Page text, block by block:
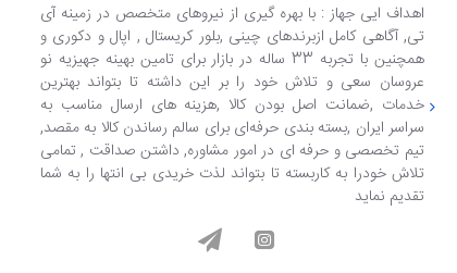
اهداف ایی جهاز : با بهره گیری از نیروهای متخصص در زمینه آی
تی, آگاهی کامل ازبرندهای چینی ,بلور کریستال , اپال و دکوری و
همچنین با تجربه 33 ساله در بازار برای تامین بهینه جهیزیه نو
عروسان سعی و تلاش خود را بر این داشته تا بتواند بهترین
خدمات ,ضمانت اصل بودن کالا ,هزینه های ارسال مناسب به
سراسر ایران ,بسته بندی حرفه‌ای برای سالم رساندن کالا به مقصد,
تیم تخصصی و حرفه ای در امور مشاوره, داشتن صداقت , تمامی
تلاش خودرا به کاربسته تا بتواند لذت خریدی بی انتها را به شما
تقدیم نماید